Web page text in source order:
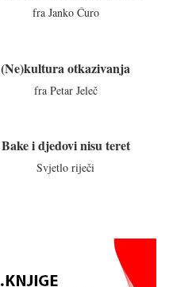
fra Janko Ćuro
(Ne)kultura otkazivanja
fra Petar Jeleč
Bake i djedovi nisu teret
Svjetlo riječi